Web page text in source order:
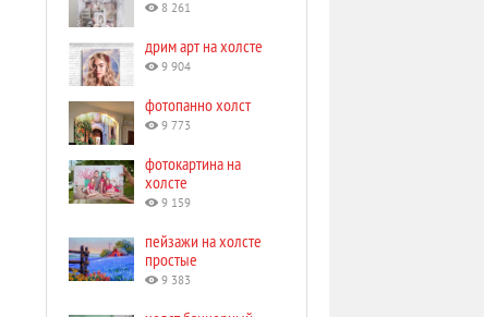
8 261
дрим арт на холсте
9 904
фотопанно холст
9 773
фотокартина на
холсте
9 159
пейзажи на холсте
простые
9 383